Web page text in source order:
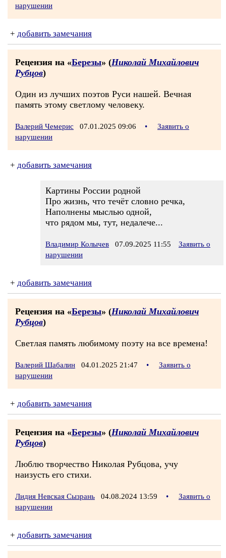
нарушении
+ добавить замечания
Рецензия на «Березы» (Николай Михайлович
Рубцов)
Один из лучших поэтов Руси нашей. Вечная
память этому светлому человеку.
Валерий Чемерис 07.01.2025 09:06 •
Заявить о
нарушении
+ добавить замечания
Картины России родной
Про жизнь, что течёт словно речка,
Наполнены мыслью одной,
что рядом мы, тут, недалече...
Владимир Колычев 07.09.2025 11:55
Заявить о
нарушении
+ добавить замечания
Рецензия на «Березы» (Николай Михайлович
Рубцов)
Светлая память любимому поэту на все времена!
Валерий Шабалин 04.01.2025 21:47 •
Заявить о
нарушении
+ добавить замечания
Рецензия на «Березы» (Николай Михайлович
Рубцов)
Люблю творчество Николая Рубцова, учу
наизусть его стихи.
Лидия Невская Сызрань 04.08.2024 13:59 •
Заявить о
нарушении
+ добавить замечания